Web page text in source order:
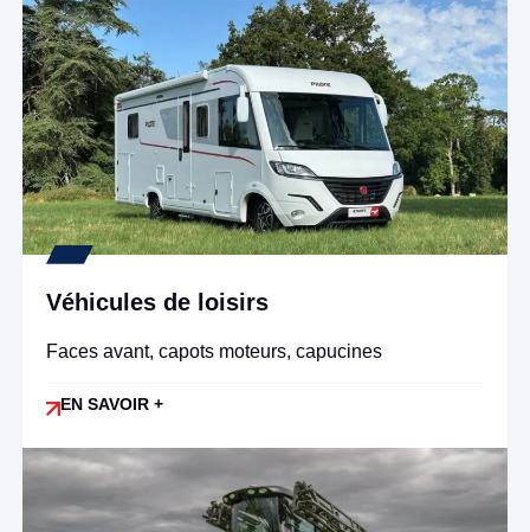
Véhicules de loisirs
Faces avant, capots moteurs, capucines
EN SAVOIR +